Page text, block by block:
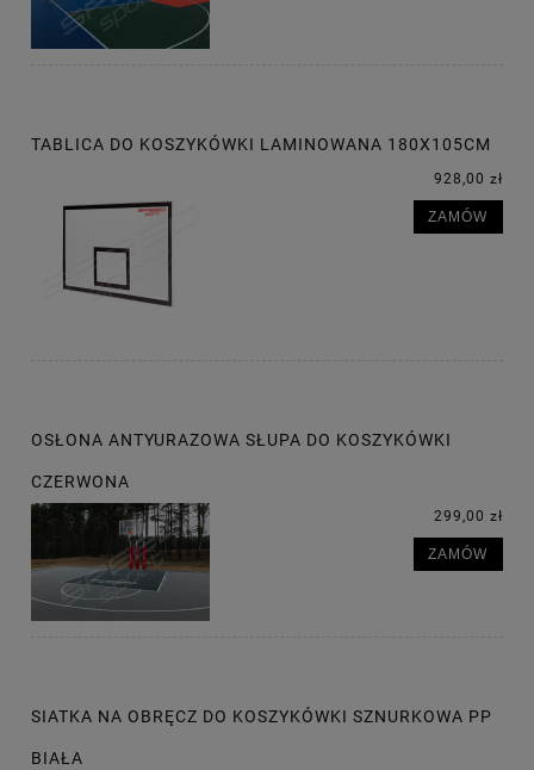
TABLICA DO KOSZYKÓWKI LAMINOWANA 180X105CM
928,00 zł
ZAMÓW
OSŁONA ANTYURAZOWA SŁUPA DO KOSZYKÓWKI
CZERWONA
299,00 zł
ZAMÓW
SIATKA NA OBRĘCZ DO KOSZYKÓWKI SZNURKOWA PP
BIAŁA